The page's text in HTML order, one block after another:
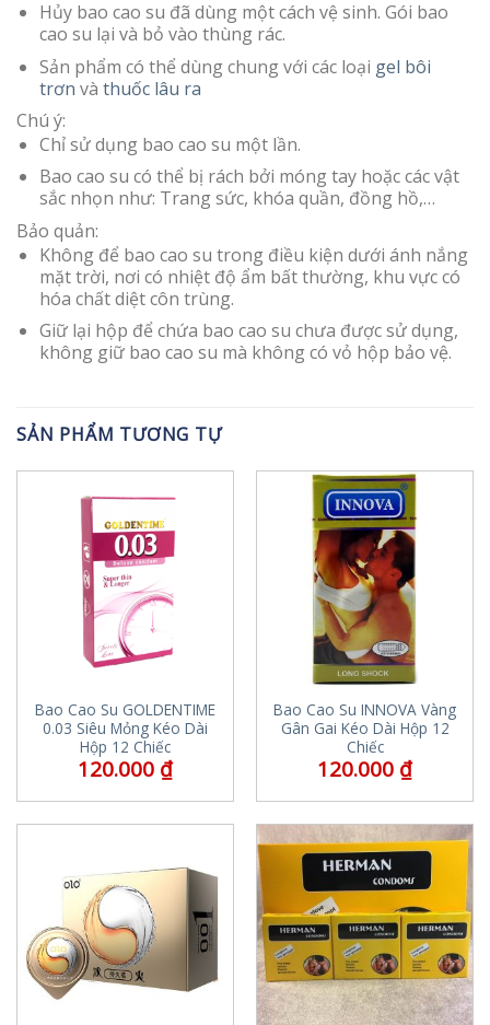
Hủy bao cao su đã dùng một cách vệ sinh. Gói bao
cao su lại và bỏ vào thùng rác.
Sản phẩm có thể dùng chung với các loại gel bôi
trơn và thuốc lâu ra
Chú ý:
Chỉ sử dụng bao cao su một lần.
Bao cao su có thể bị rách bởi móng tay hoặc các vật
sắc nhọn như: Trang sức, khóa quần, đồng hồ,…
Bảo quản:
Không để bao cao su trong điều kiện dưới ánh nắng
mặt trời, nơi có nhiệt độ ẩm bất thường, khu vực có
hóa chất diệt côn trùng.
Giữ lại hộp để chứa bao cao su chưa được sử dụng,
không giữ bao cao su mà không có vỏ hộp bảo vệ.
SẢN PHẨM TƯƠNG TỰ
Bao Cao Su GOLDENTIME
0.03 Siêu Mỏng Kéo Dài
Hộp 12 Chiếc
120.000 ₫
Bao Cao Su INNOVA Vàng
Gân Gai Kéo Dài Hộp 12
Chiếc
120.000 ₫